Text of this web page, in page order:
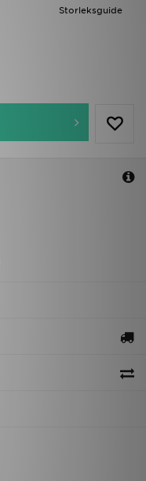
Storleksguide